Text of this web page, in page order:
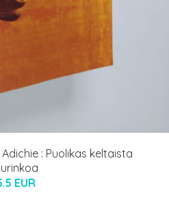
: Puolikas keltaista
EUR